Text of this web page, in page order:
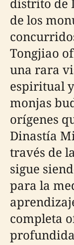
de los
Tongjiao
una rara
espiritual
monjas
orígenes
Dinastía
través de
sigue
para la
completa